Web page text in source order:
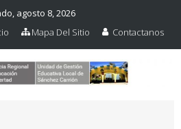
agosto 8, 2026
Mapa Del Sitio Contactanos